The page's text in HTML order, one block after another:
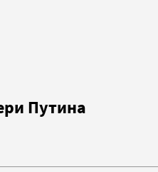
Путина